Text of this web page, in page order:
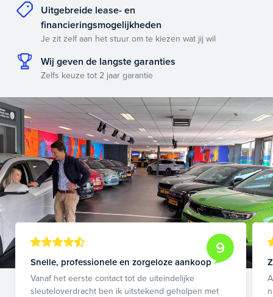
Uitgebreide lease- en
financieringsmogelijkheden
Je zit zelf aan het stuur om te kiezen wat jij wil
Wij geven de langste garanties
Zelfs keuze tot 2 jaar garantie
9
Snelle, professionele en zorgeloze aankoop
Vanaf het eerste contact tot de uiteindelijke
sleuteloverdracht ben ik uitstekend geholpen met